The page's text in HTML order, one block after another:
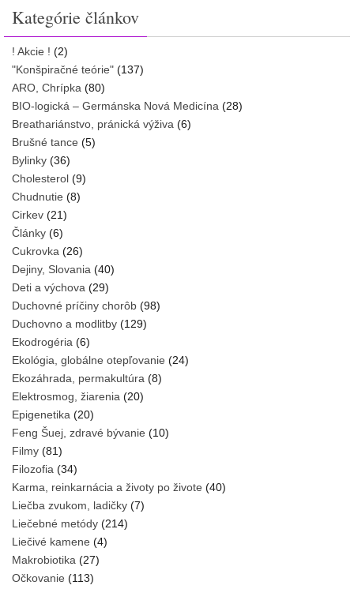
Kategórie článkov
! Akcie ! (2)
"Konšpiračné teórie" (137)
ARO, Chrípka (80)
BIO-logická – Germánska Nová Medicína (28)
Breathariánstvo, pránická výživa (6)
Brušné tance (5)
Bylinky (36)
Cholesterol (9)
Chudnutie (8)
Cirkev (21)
Články (6)
Cukrovka (26)
Dejiny, Slovania (40)
Deti a výchova (29)
Duchovné príčiny chorôb (98)
Duchovno a modlitby (129)
Ekodrogéria (6)
Ekológia, globálne otepľovanie (24)
Ekozáhrada, permakultúra (8)
Elektrosmog, žiarenia (20)
Epigenetika (20)
Feng Šuej, zdravé bývanie (10)
Filmy (81)
Filozofia (34)
Karma, reinkarnácia a životy po živote (40)
Liečba zvukom, ladičky (7)
Liečebné metódy (214)
Liečivé kamene (4)
Makrobiotika (27)
Očkovanie (113)